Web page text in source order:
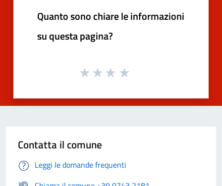
Quanto sono chiare le informazioni
su questa pagina?
Contatta il comune
Leggi le domande frequenti